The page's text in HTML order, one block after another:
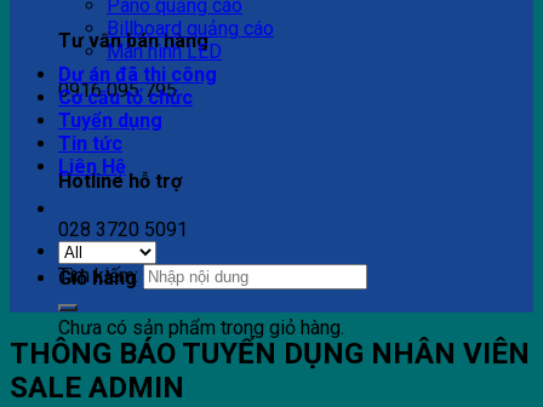
Tư vấn bán hàng
0916 095 795
Hotline hỗ trợ
028 3720 5091
Giỏ hàng
Chưa có sản phẩm trong giỏ hàng.
Pano quảng cáo
Billboard quảng cáo
Màn hình LED
Dự án đã thi công
Cơ cấu tổ chức
Tuyển dụng
Tin tức
Liên Hệ
Tìm kiếm:
THÔNG BÁO TUYỂN DỤNG NHÂN VIÊN
SALE ADMIN